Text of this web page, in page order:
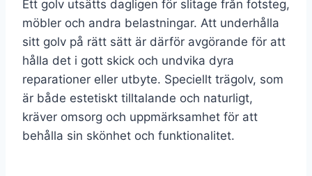
Ett golv utsätts dagligen för slitage från fotsteg,
möbler och andra belastningar. Att underhålla
sitt golv på rätt sätt är därför avgörande för att
hålla det i gott skick och undvika dyra
reparationer eller utbyte. Speciellt trägolv, som
är både estetiskt tilltalande och naturligt,
kräver omsorg och uppmärksamhet för att
behålla sin skönhet och funktionalitet.